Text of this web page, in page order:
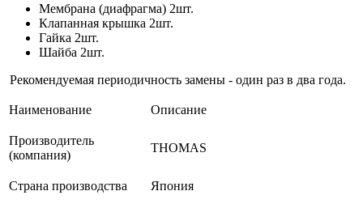
Мембрана (диафрагма) 2шт.
Клапанная крышка 2шт.
Гайка 2шт.
Шайба 2шт.
Рекомендуемая периодичность замены - один раз в два года.
Наименование Описание
Производитель
(компания)
THOMAS
Страна производства Япония